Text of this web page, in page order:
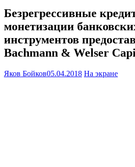
Безрегрессивные
монетизации
инструментов
Bachmann & Welser
Яков Бойков05.04.2018 На экране